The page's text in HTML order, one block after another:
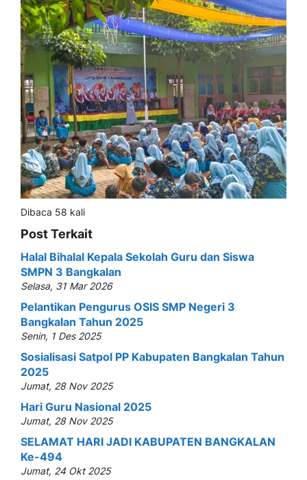
Dibaca 58 kali
Post Terkait
Halal Bihalal Kepala Sekolah Guru dan Siswa
SMPN 3 Bangkalan
Selasa, 31 Mar 2026
Pelantikan Pengurus OSIS SMP Negeri 3
Bangkalan Tahun 2025
Senin, 1 Des 2025
Sosialisasi Satpol PP Kabupaten Bangkalan Tahun
2025
Jumat, 28 Nov 2025
Hari Guru Nasional 2025
Jumat, 28 Nov 2025
SELAMAT HARI JADI KABUPATEN BANGKALAN
Ke-494
Jumat, 24 Okt 2025